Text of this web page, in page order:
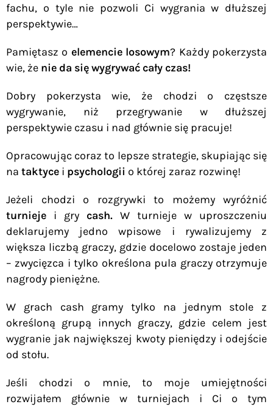
fachu, o tyle nie pozwoli Ci wygrania w dłuższej
perspektywie…
Pamiętasz o elemencie losowym? Każdy pokerzysta
wie, że nie da się wygrywać cały czas!
Dobry pokerzysta wie, że chodzi o częstsze
wygrywanie, niż przegrywanie w dłuższej
perspektywie czasu i nad głównie się pracuje!
Opracowując coraz to lepsze strategie, skupiając się
na taktyce i psychologii o której zaraz rozwinę!
Jeżeli chodzi o rozgrywki to możemy wyróżnić
turnieje i gry cash. W turnieje w uproszczeniu
deklarujemy jedno wpisowe i rywalizujemy z
większa liczbą graczy, gdzie docelowo zostaje jeden
– zwycięzca i tylko określona pula graczy otrzymuje
nagrody pieniężne.
W grach cash gramy tylko na jednym stole z
określoną grupą innych graczy, gdzie celem jest
wygranie jak największej kwoty pieniędzy i odejście
od stołu.
Jeśli chodzi o mnie, to moje umiejętności
rozwijałem głównie w turniejach i Ci o tym